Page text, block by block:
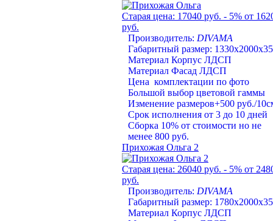
Старая цена: 17040 руб. - 5% от
руб.
Производитель: DIVAMA
Габаритный размер:
Материал Корпус ЛДСП
Материал Фасад ЛДСП
Цена комплектации по фото
Большой выбор цветовой гаммы
Изменение размеров+500 руб./
Срок исполнения от 3 до 10 дней
Сборка 10% от стоимости но не
менее 800 руб.
Прихожая Ольга 2
Старая цена: 26040 руб. - 5% от
руб.
Производитель: DIVAMA
Габаритный размер:
Материал Корпус ЛДСП